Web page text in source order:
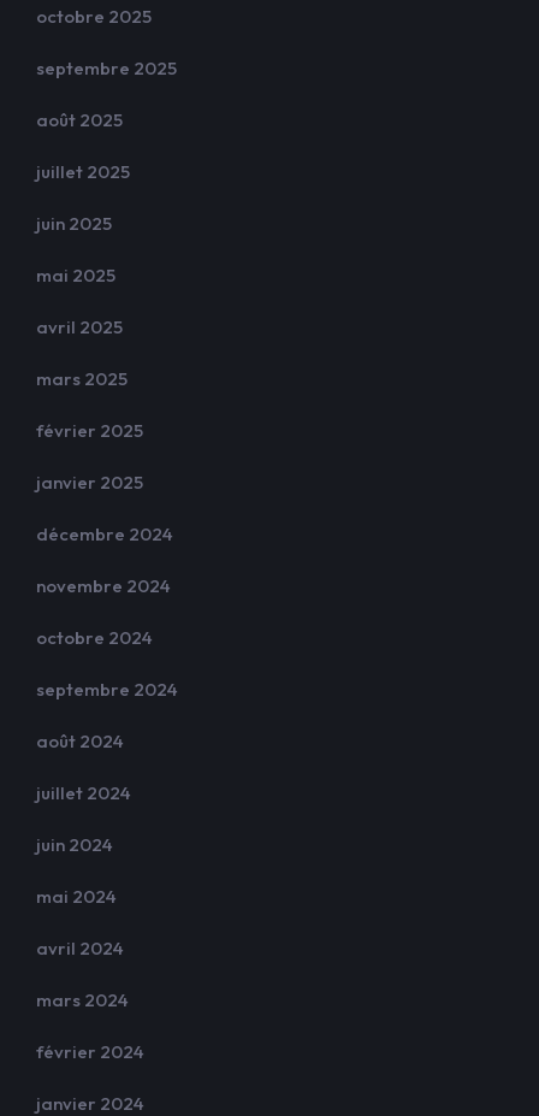
octobre 2025
septembre 2025
août 2025
juillet 2025
juin 2025
mai 2025
avril 2025
mars 2025
février 2025
janvier 2025
décembre 2024
novembre 2024
octobre 2024
septembre 2024
août 2024
juillet 2024
juin 2024
mai 2024
avril 2024
mars 2024
février 2024
janvier 2024